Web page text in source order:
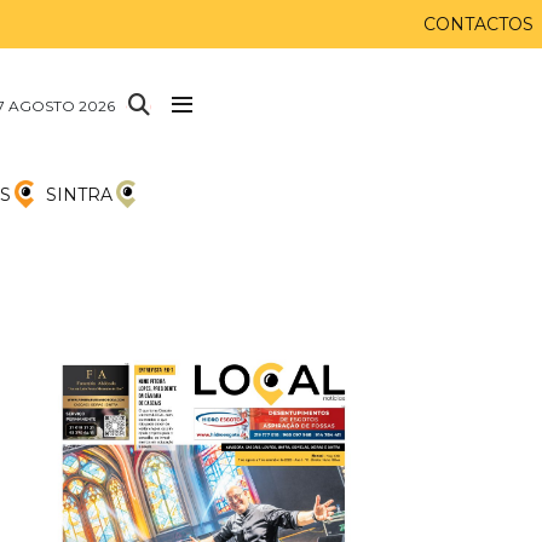
CONTACTOS
AGOSTO 2026
SINTRA